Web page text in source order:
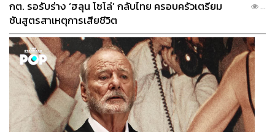
กต. รอรับร่าง ‘ฮลุน โซโล่’ กลับไทย ครอบครัวเตรียม
ชันสูตรสาเหตุการเสียชีวิต
...